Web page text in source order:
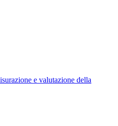
e valutazione della